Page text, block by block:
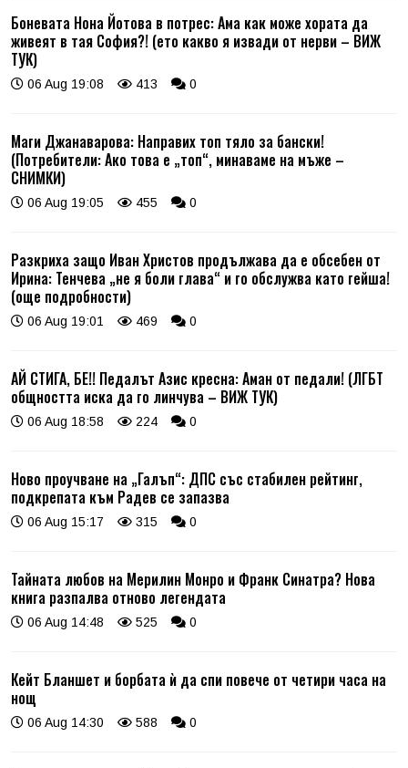
Боневата Нона Йотова в потрес: Ама как може хората да
живеят в тая София?! (ето какво я извади от нерви – ВИЖ
ТУК)
06 Aug 19:08 413 0
Маги Джанаварова: Направих топ тяло за бански!
(Потребители: Ако това е „топ“, минаваме на мъже –
СНИМКИ)
06 Aug 19:05 455 0
Разкриха защо Иван Христов продължава да е обсебен от
Ирина: Тенчева „не я боли глава“ и го обслужва като гейша!
(още подробности)
06 Aug 19:01 469 0
АЙ СТИГА, БЕ!! Педалът Азис кресна: Аман от педали! (ЛГБТ
общността иска да го линчува – ВИЖ ТУК)
06 Aug 18:58 224 0
Ново проучване на „Галъп“: ДПС със стабилен рейтинг,
подкрепата към Радев се запазва
06 Aug 15:17 315 0
Тайната любов на Мерилин Монро и Франк Синатра? Нова
книга разпалва отново легендата
06 Aug 14:48 525 0
Кейт Бланшет и борбата ѝ да спи повече от четири часа на
нощ
06 Aug 14:30 588 0